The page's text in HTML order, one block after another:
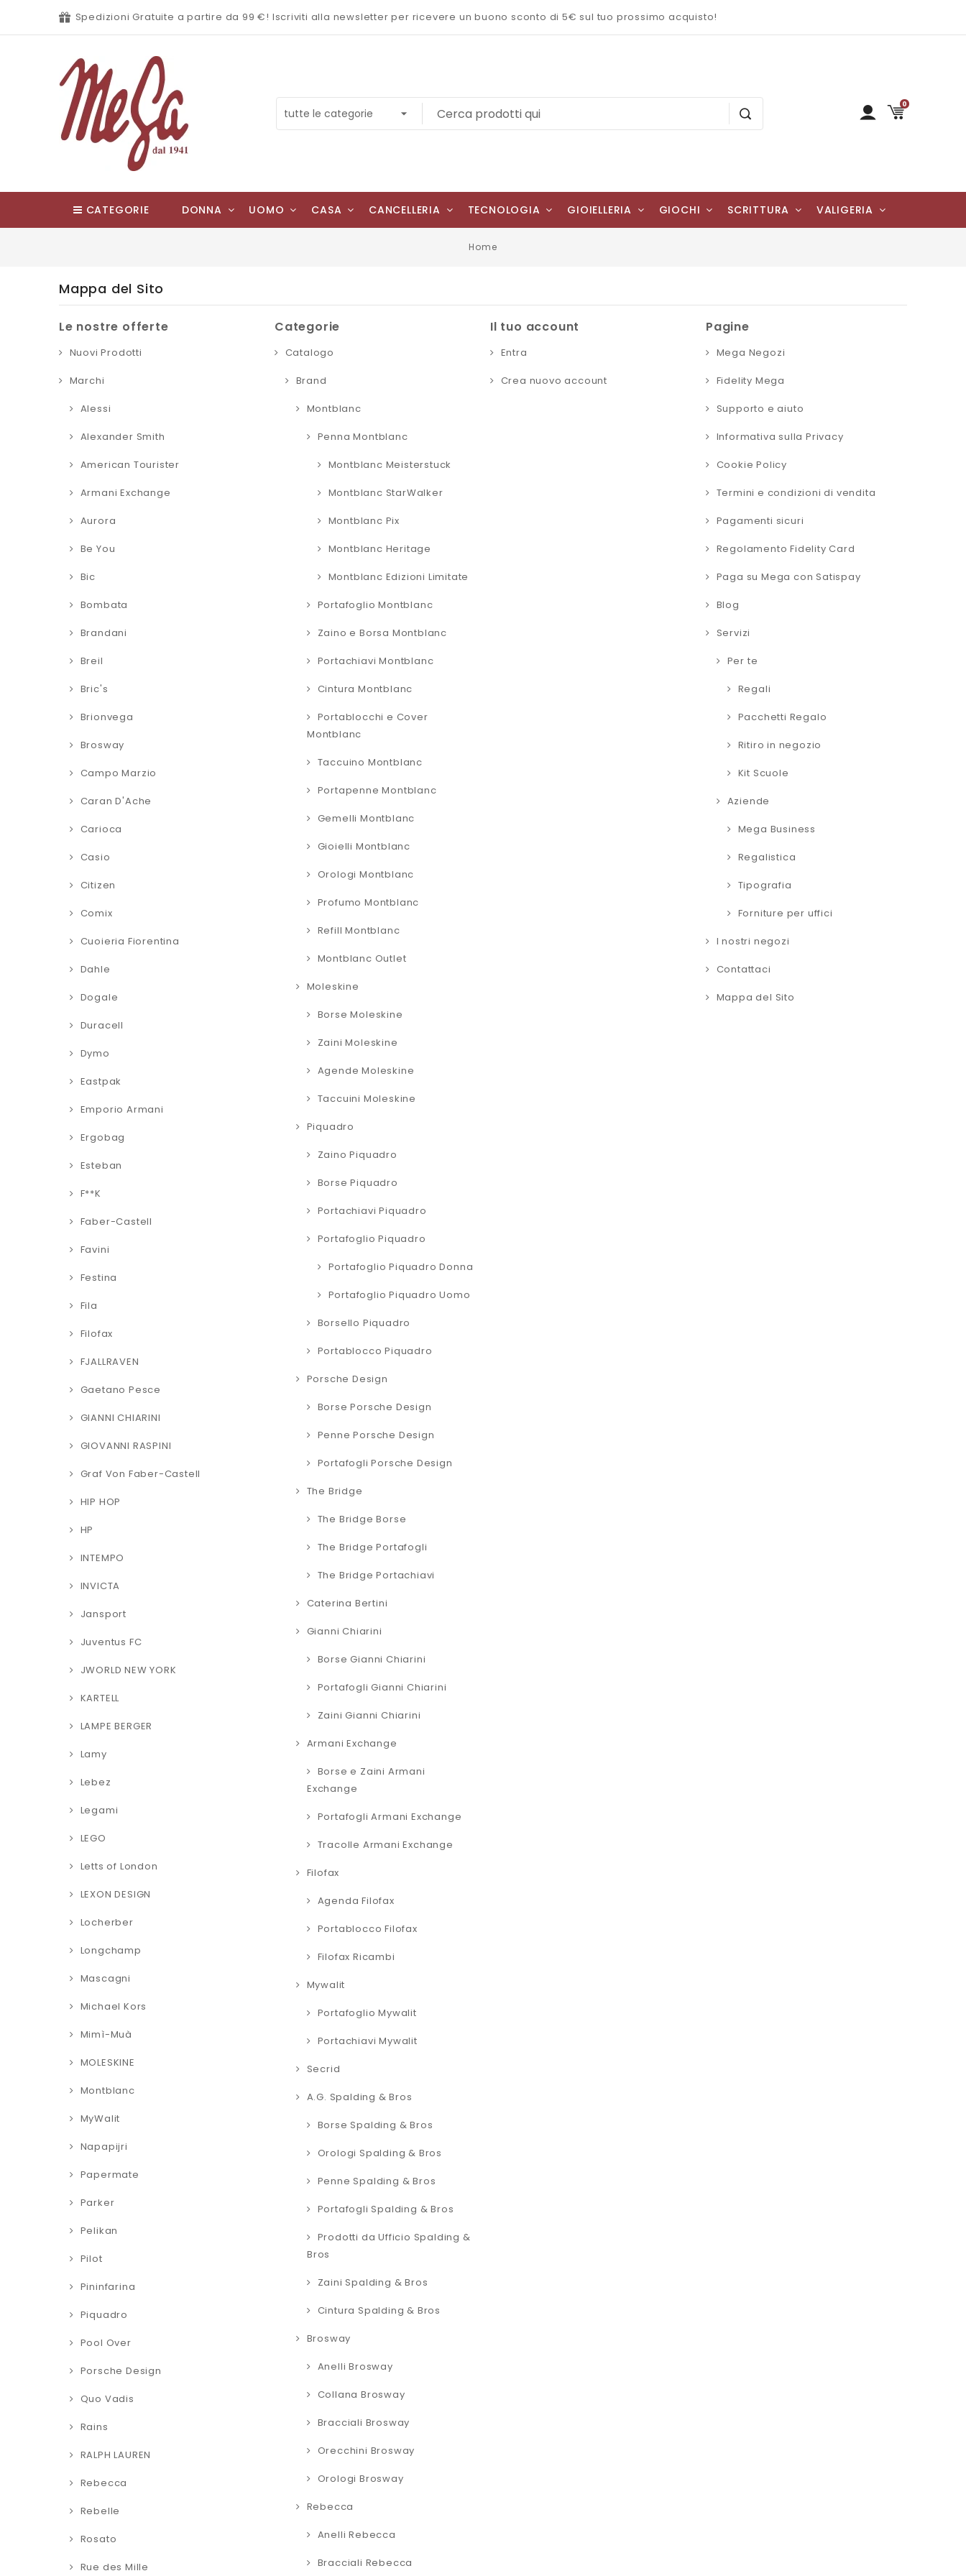
Spedizioni Gratuite a partire da 99 €! Iscriviti alla newsletter per ricevere un buono sconto di 5€ sul tuo prossimo acquisto!
0
CATEGORIE DONNA UOMO CASA CANCELLERIA TECNOLOGIA GIOIELLERIA GIOCHI SCRITTURA VALIGERIA
Home
Mappa del Sito
Le nostre offerte
Nuovi Prodotti
Marchi
Alessi
Alexander Smith
American Tourister
Armani Exchange
Aurora
Be You
Bic
Bombata
Brandani
Breil
Bric's
Brionvega
Brosway
Campo Marzio
Caran D'Ache
Carioca
Casio
Citizen
Comix
Cuoieria Fiorentina
Dahle
Dogale
Duracell
Dymo
Eastpak
Emporio Armani
Ergobag
Esteban
F**K
Faber-Castell
Favini
Festina
Fila
Filofax
FJALLRAVEN
Gaetano Pesce
GIANNI CHIARINI
GIOVANNI RASPINI
Graf Von Faber-Castell
HIP HOP
HP
INTEMPO
INVICTA
Jansport
Juventus FC
JWORLD NEW YORK
KARTELL
LAMPE BERGER
Lamy
Lebez
Legami
LEGO
Letts of London
LEXON DESIGN
Locherber
Longchamp
Mascagni
Michael Kors
Mimì-Muà
MOLESKINE
Montblanc
MyWalit
Napapijri
Papermate
Parker
Pelikan
Pilot
Pininfarina
Piquadro
Pool Over
Porsche Design
Quo Vadis
Rains
RALPH LAUREN
Rebecca
Rebelle
Rosato
Rue des Mille
Categorie
Catalogo
Brand
Montblanc
Penna Montblanc
Montblanc Meisterstuck
Montblanc StarWalker
Montblanc Pix
Montblanc Heritage
Montblanc Edizioni Limitate
Portafoglio Montblanc
Zaino e Borsa Montblanc
Portachiavi Montblanc
Cintura Montblanc
Portablocchi e Cover
Montblanc
Taccuino Montblanc
Portapenne Montblanc
Gemelli Montblanc
Gioielli Montblanc
Orologi Montblanc
Profumo Montblanc
Refill Montblanc
Montblanc Outlet
Moleskine
Borse Moleskine
Zaini Moleskine
Agende Moleskine
Taccuini Moleskine
Piquadro
Zaino Piquadro
Borse Piquadro
Portachiavi Piquadro
Portafoglio Piquadro
Portafoglio Piquadro Donna
Portafoglio Piquadro Uomo
Borsello Piquadro
Portablocco Piquadro
Porsche Design
Borse Porsche Design
Penne Porsche Design
Portafogli Porsche Design
The Bridge
The Bridge Borse
The Bridge Portafogli
The Bridge Portachiavi
Caterina Bertini
Gianni Chiarini
Borse Gianni Chiarini
Portafogli Gianni Chiarini
Zaini Gianni Chiarini
Armani Exchange
Borse e Zaini Armani
Exchange
Portafogli Armani Exchange
Tracolle Armani Exchange
Filofax
Agenda Filofax
Portablocco Filofax
Filofax Ricambi
Mywalit
Portafoglio Mywalit
Portachiavi Mywalit
Secrid
A.G. Spalding & Bros
Borse Spalding & Bros
Orologi Spalding & Bros
Penne Spalding & Bros
Portafogli Spalding & Bros
Prodotti da Ufficio Spalding &
Bros
Zaini Spalding & Bros
Cintura Spalding & Bros
Brosway
Anelli Brosway
Collana Brosway
Bracciali Brosway
Orecchini Brosway
Orologi Brosway
Rebecca
Anelli Rebecca
Bracciali Rebecca
Il tuo account
Entra
Crea nuovo account
Pagine
Mega Negozi
Fidelity Mega
Supporto e aiuto
Informativa sulla Privacy
Cookie Policy
Termini e condizioni di vendita
Pagamenti sicuri
Regolamento Fidelity Card
Paga su Mega con Satispay
Blog
Servizi
Per te
Regali
Pacchetti Regalo
Ritiro in negozio
Kit Scuole
Aziende
Mega Business
Regalistica
Tipografia
Forniture per uffici
I nostri negozi
Contattaci
Mappa del Sito